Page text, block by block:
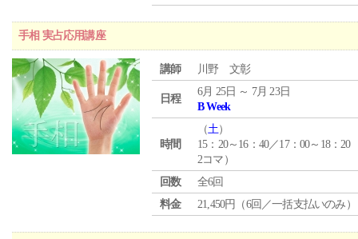
手相 実占応用講座
講師 川野 文彰
日程
6月 25日 ～ 7月 23日
B Week
時間
（土）
15：20～16：40／17：00～18：20
2コマ）
回数
全6回
料金
21,450円（6回／一括支払いのみ）